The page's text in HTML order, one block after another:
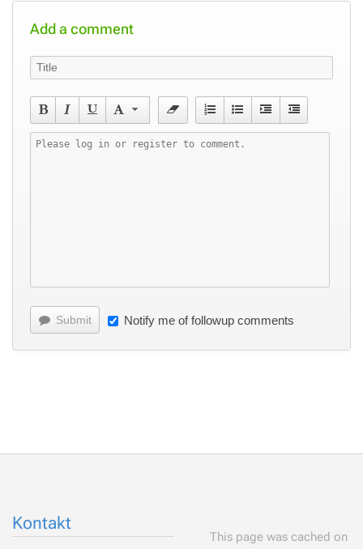
Add a comment
Submit Notify me of followup comments
Kontakt
This page was cached on